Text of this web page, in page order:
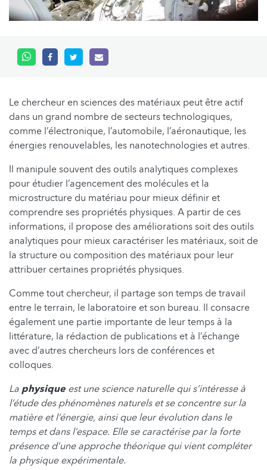
Le chercheur en sciences des matériaux peut être actif
dans un grand nombre de secteurs technologiques,
comme l’électronique, l’automobile, l’aéronautique, les
énergies renouvelables, les nanotechnologies et autres.
Il manipule souvent des outils analytiques complexes
pour étudier l’agencement des molécules et la
microstructure du matériau pour mieux définir et
comprendre ses propriétés physiques. A partir de ces
informations, il propose des améliorations soit des outils
analytiques pour mieux caractériser les matériaux, soit de
la structure ou composition des matériaux pour leur
attribuer certaines propriétés physiques.
Comme tout chercheur, il partage son temps de travail
entre le terrain, le laboratoire et son bureau. Il consacre
également une partie importante de leur temps à la
littérature, la rédaction de publications et à l’échange
avec d’autres chercheurs lors de conférences et
colloques.
La physique est une science naturelle qui s’intéresse à
l’étude des phénomènes naturels et se concentre sur la
matière et l’énergie, ainsi que leur évolution dans le
temps et dans l’espace. Elle se caractérise par la forte
présence d’une approche théorique qui vient compléter
la physique expérimentale.